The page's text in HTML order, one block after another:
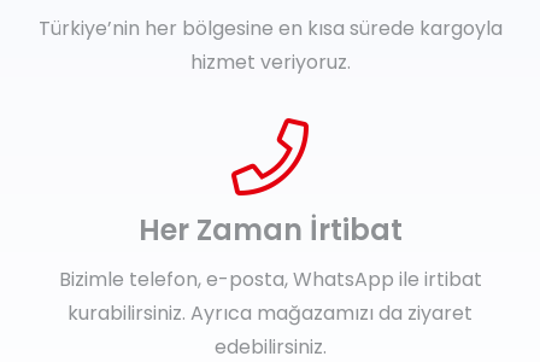
Türkiye’nin her bölgesine en kısa sürede kargoyla
hizmet veriyoruz.
Her Zaman İrtibat
Bizimle telefon, e-posta, WhatsApp ile irtibat
kurabilirsiniz. Ayrıca mağazamızı da ziyaret
edebilirsiniz.